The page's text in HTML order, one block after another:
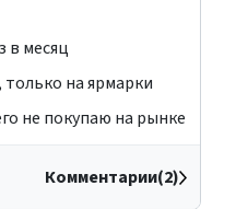
в месяц
на ярмарки
не покупаю на рынке
Комментарии(2)